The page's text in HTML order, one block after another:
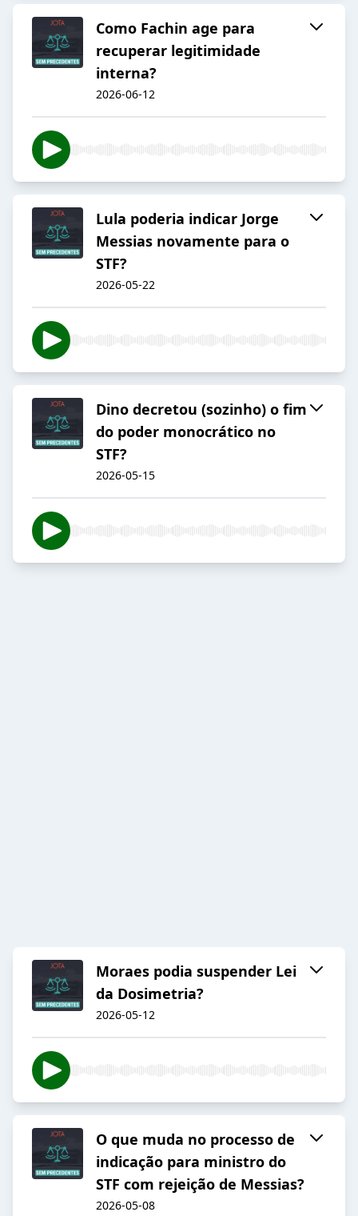
Como Fachin age para
recuperar legitimidade
interna?
2026-06-12
Lula poderia indicar Jorge
Messias novamente para o
STF?
2026-05-22
Dino decretou (sozinho) o fim
do poder monocrático no
STF?
2026-05-15
Moraes podia suspender Lei
da Dosimetria?
2026-05-12
O que muda no processo de
indicação para ministro do
STF com rejeição de Messias?
2026-05-08